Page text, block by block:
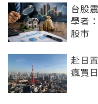
台股
學者
股市
赴日
瘋買